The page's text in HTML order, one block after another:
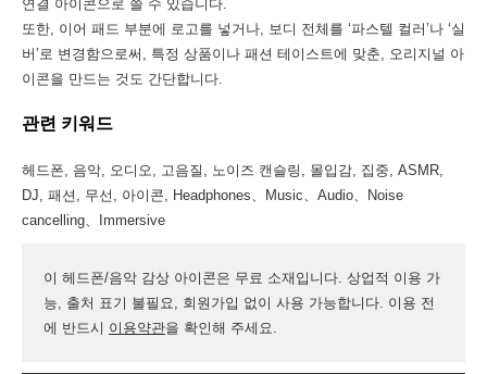
연결 아이콘으로 쓸 수 있습니다.
또한, 이어 패드 부분에 로고를 넣거나, 보디 전체를 ‘파스텔 컬러’나 ‘실
버’로 변경함으로써, 특정 상품이나 패션 테이스트에 맞춘, 오리지널 아
이콘을 만드는 것도 간단합니다.
관련 키워드
헤드폰, 음악, 오디오, 고음질, 노이즈 캔슬링, 몰입감, 집중, ASMR,
DJ, 패션, 무선, 아이콘, Headphones、Music、Audio、Noise
cancelling、Immersive
이 헤드폰/음악 감상 아이콘은 무료 소재입니다. 상업적 이용 가
능, 출처 표기 불필요, 회원가입 없이 사용 가능합니다. 이용 전
에 반드시 이용약관을 확인해 주세요.